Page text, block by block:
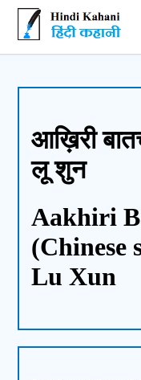
Hindi Kahani - हिंदी कहानी
आख़िरी
लू शुन
Aakhiri
(Chinese
Lu Xun